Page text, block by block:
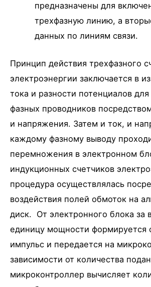
предназначены для
трехфазную линию, а
данных по линиям связи.
Принцип действия трехфазного
электроэнергии заключается в
тока и разности потенциалов
фазных проводников
и напряжения. Затем и ток, и
каждому фазному выводу
перемножения в электронном
индукционных счетчиков
процедура осуществлялась
воздействия полей обмоток на
диск. От электронного блока за
единицу мощности формируется
импульс и передается на
зависимости от количества
микроконтроллер вычисляет